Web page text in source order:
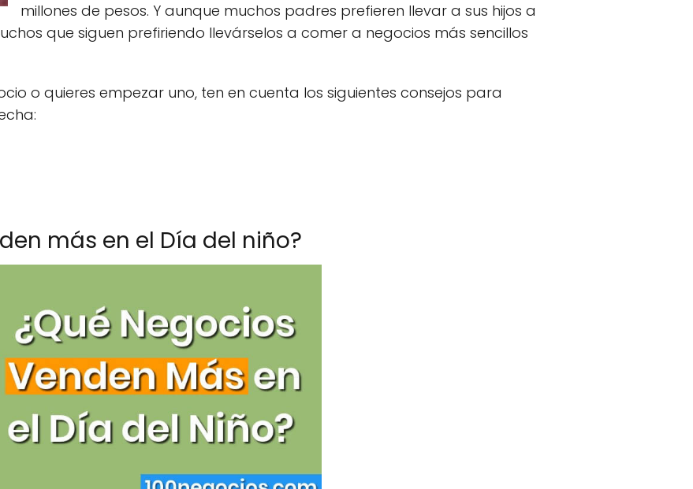
millones de pesos. Y aunque muchos padres prefieren llevar a sus hijos a
que siguen prefiriendo llevárselos a comer a negocios más sencillos
o quieres empezar uno, ten en cuenta los siguientes consejos para
:
más en el Día del niño?